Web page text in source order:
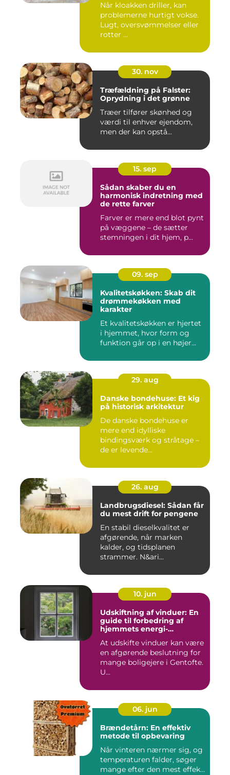
Når kloakken driller, kan
problemerne hurtigt vokse.
Lugt, oversvømmelser eller
rotter ...
30. nov
Træfældning på Falster:
Oprydning i det grønne
Træer tilfører skønhed og
værdi til enhver ejendom,
men der kan opstå...
15. sep
Sådan skaber du en
harmonisk indretning med
de rette farver
Farver er mere end blot pynt
på væggene – de sætter
stemningen i dit hjem, p...
09. sep
Kvalitetskøkken: Skab dit
drømmekøkken med
karakter
Et kvalitetskøkken er hjertet
i hjemmet, hvor form og
funktion går op i en højer...
29. aug
Danske bondehuse: Et kig
på historisk arkitektur
De danske bondehuse er
mere end idylliske
bindingsværk og stråtage –
de er levende...
26. aug
Landbrugsdiesel: Sådan får
du mest drift for pengene
En stabil dieselkvalitet er
afgørende, når marken
kalder, og tidsplanen
strammer. N&ari...
10. jun
Udskiftning af vinduer: En
guide til forbedring af
hjemmets energi-
At udskifte vinduer kan være
en afgørende beslutning for
mange boligejere i Gentofte.
U...
06. jun
Brændetårn: En effektiv
metode til opbevaring
Når vinteren nærmer sig, og
temperaturen falder, søger
mange efter den mest effek...